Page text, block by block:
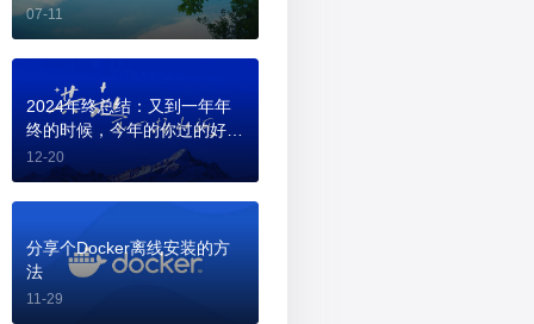
07-11
2024年终总结：又到一年年
终的时候，今年的你过的好
吗？
12-20
分享个Docker离线安装的方
法
11-29